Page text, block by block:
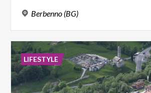
Berbenno (BG)
LIFESTYLE